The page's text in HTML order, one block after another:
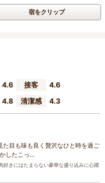
宿をクリップ
4.6 接客
4.6
4.8 清潔感 4.3
目も味も良く贅沢なひと時を過ご
したこっ…
好きにはたまらない豪華な盛り込みに心躍